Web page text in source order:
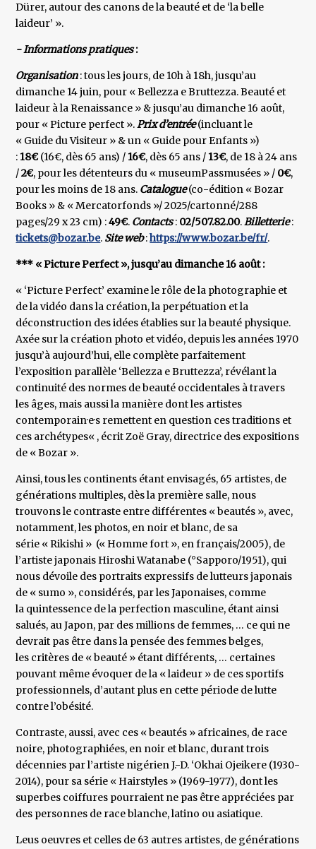
Dürer, autour des canons de la beauté et de ‘la belle
laideur’ ».
- Informations pratiques:
Organisation: tous les jours, de 10h à 18h, jusqu’au
dimanche 14 juin, pour « Bellezza e Bruttezza. Beauté et
laideur à la Renaissance » & jusqu’au dimanche 16 août,
pour « Picture perfect ».Prix d’entrée(incluant le
« Guide du Visiteur » & un « Guide pour Enfants »)
:18€ (16€, dès 65 ans) /16€, dès 65 ans /13€, de 18 à 24 ans
/2€, pour les détenteurs du « museumPassmusées » / 0€,
pour les moins de 18 ans. Catalogue(co-édition « Bozar
Books » & « Mercatorfonds »/ 2025/cartonné/288
pages/29 x 23 cm) :49€. Contacts: 02/507.82.00.Billetterie:
tickets@bozar.be. Site web:https://www.bozar.be/fr/.
*** « Picture Perfect », jusqu’au dimanche 16 août :
« ‘Picture Perfect’ examine le rôle de la photographie et
de la vidéo dans la création, la perpétuation et la
déconstruction des idées établies sur la beauté physique.
Axée sur la création photo et vidéo, depuis les années 1970
jusqu’à aujourd’hui, elle complète parfaitement
l’exposition parallèle ‘Bellezza e Bruttezza’, révélant la
continuité des normes de beauté occidentales à travers
les âges, mais aussi la manière dont les artistes
contemporain·e·s remettent en question ces traditions et
ces archétypes« , écrit Zoë Gray, directrice des expositions
de « Bozar ».
Ainsi, tous les continents étant envisagés, 65 artistes, de
générations multiples, dès la première salle, nous
trouvons le contraste entre différentes « beautés », avec,
notamment, les photos, en noir et blanc, de sa
série « Rikishi » (« Homme fort », en français/2005), de
l’artiste japonais Hiroshi Watanabe (°Sapporo/1951), qui
nous dévoile des portraits expressifs de lutteurs japonais
de « sumo », considérés, par les Japonaises, comme
la quintessence de la perfection masculine, étant ainsi
salués, au Japon, par des millions de femmes, … ce qui ne
devrait pas être dans la pensée des femmes belges,
les critères de « beauté » étant différents, … certaines
pouvant même évoquer de la « laideur » de ces sportifs
professionnels, d’autant plus en cette période de lutte
contre l’obésité.
Contraste, aussi, avec ces « beautés » africaines, de race
noire, photographiées, en noir et blanc, durant trois
décennies par l’artiste nigérien J.-D. ‘Okhai Ojeikere (1930-
2014), pour sa série « Hairstyles » (1969-1977), dont les
superbes coiffures pourraient ne pas être appréciées par
des personnes de race blanche, latino ou asiatique.
Leus oeuvres et celles de 63 autres artistes, de générations